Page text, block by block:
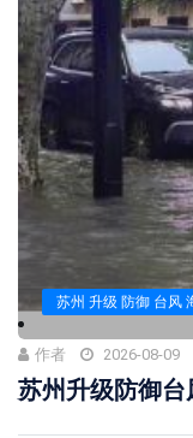
苏州 升级 防御 台风
作者 2026-08-09
苏州升级防御